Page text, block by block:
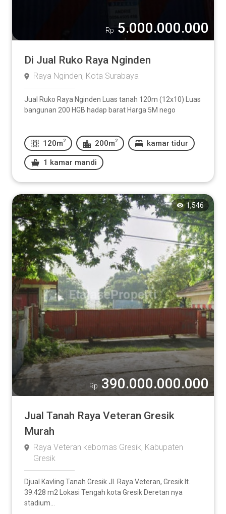
Rp 5.000.000.000
Di Jual Ruko Raya Nginden
Raya Nginden, Kota Surabaya
Jual Ruko Raya Nginden Luas tanah 120m (12x10) Luas
bangunan 200 HGB hadap barat Harga 5M nego
120m 2 200m 2 kamar tidur
1 kamar mandi
1,546
Rp 390.000.000.000
Jual Tanah Raya Veteran Gresik
Murah
Raya Veteran kebomas Gresik, Kabupaten
Gresik
Djual Kavling Tanah Gresik Jl. Raya Veteran, Gresik lt.
39.428 m2 Lokasi Tengah kota Gresik Deretan nya
stadium...